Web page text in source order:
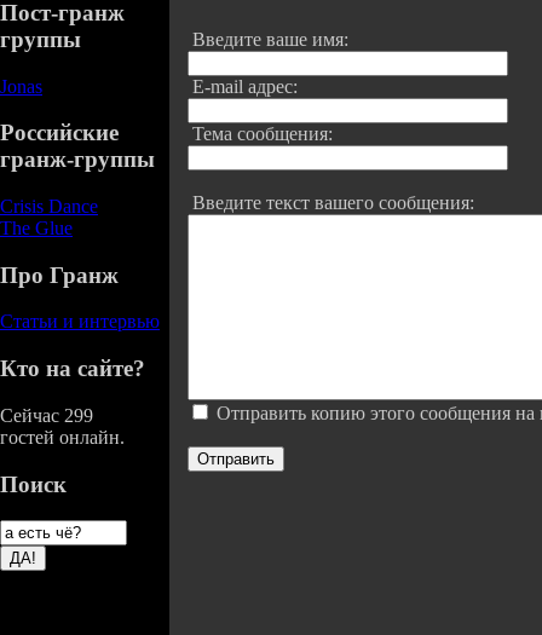
Пост-гранж
группы
Jonas
Российские
гранж-группы
Crisis Dance
The Glue
Про Гранж
Статьи и интервью
Кто на сайте?
Сейчас 299
гостей онлайн.
Поиск
Введите ваше имя:
E-mail адрес:
Тема сообщения:
Введите текст вашего сообщения:
Отправить копию этого сообщения на
Отправить